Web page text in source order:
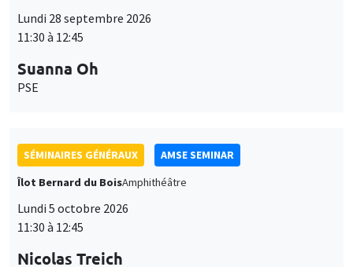
Lundi 28 septembre 2026
11:30 à 12:45
Suanna Oh
PSE
SÉMINAIRES GÉNÉRAUX
AMSE SEMINAR
Îlot Bernard du BoisAmphithéâtre
Lundi 5 octobre 2026
11:30 à 12:45
Nicolas Treich